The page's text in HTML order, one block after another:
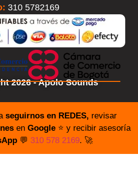
310 5782169
2026 - Apolo Sounds
seguirnos en REDES, revisar
en Google⭐️ y recibir asesoría
💬 310 578 2169. 🚀